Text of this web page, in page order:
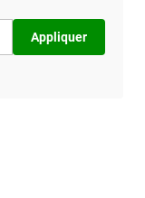
Appliquer